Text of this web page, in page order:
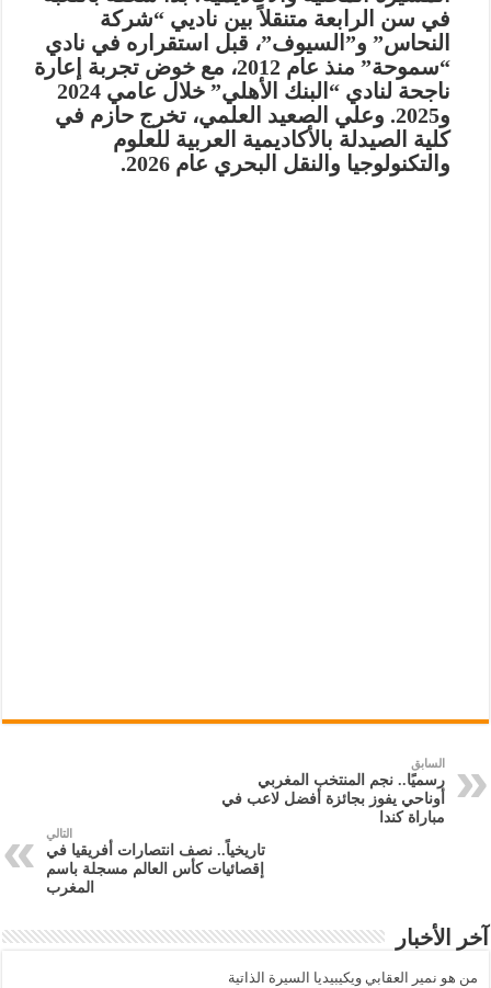
في سن الرابعة متنقلاً بين ناديي “شركة
النحاس” و”السيوف”، قبل استقراره في نادي
“سموحة” منذ عام 2012، مع خوض تجربة إعارة
ناجحة لنادي “البنك الأهلي” خلال عامي 2024
و2025.
وعلي الصعيد العلمي، تخرج حازم في
كلية الصيدلة بالأكاديمية العربية للعلوم
والتكنولوجيا والنقل البحري عام 2026.
السابق
رسميًا.. نجم المنتخب المغربي
أوناحي يفوز بجائزة أفضل لاعب في
مباراة كندا
التالي
تاريخياً.. نصف انتصارات أفريقيا في
إقصائيات كأس العالم مسجلة باسم
المغرب
آخر الأخبار
من هو نمير العقابي ويكيبيديا السيرة الذاتية